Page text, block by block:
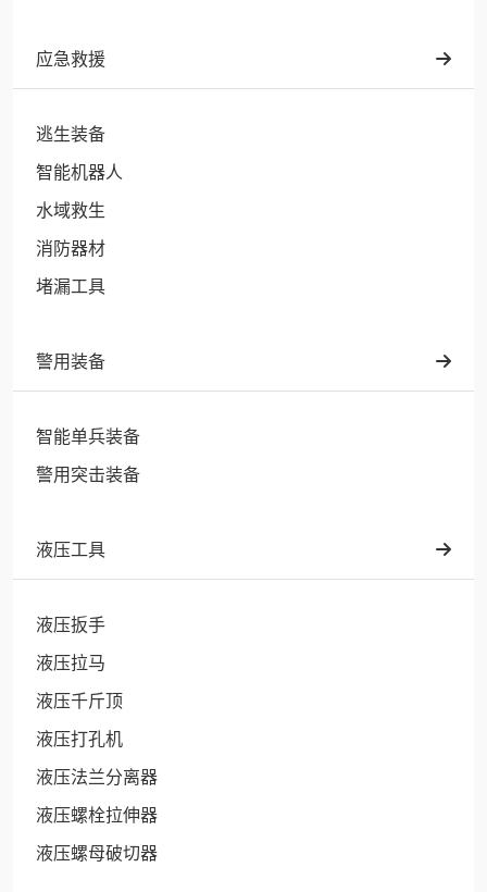
应急救援
逃生装备
智能机器人
水域救生
消防器材
堵漏工具
警用装备
智能单兵装备
警用突击装备
液压工具
液压扳手
液压拉马
液压千斤顶
液压打孔机
液压法兰分离器
液压螺栓拉伸器
液压螺母破切器